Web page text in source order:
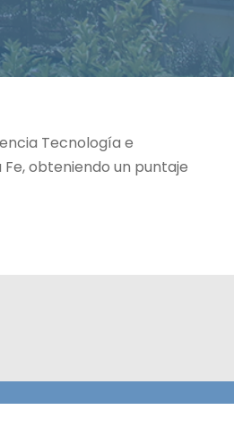
Tecnología e
obteniendo un puntaje